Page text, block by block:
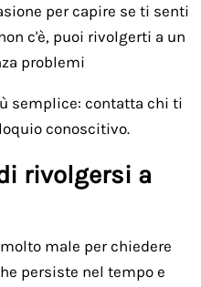
per capire se ti senti
c'è, puoi rivolgerti a un
problemi
semplice: contatta chi ti
conoscitivo.
rivolgersi a
male per chiedere
persiste nel tempo e